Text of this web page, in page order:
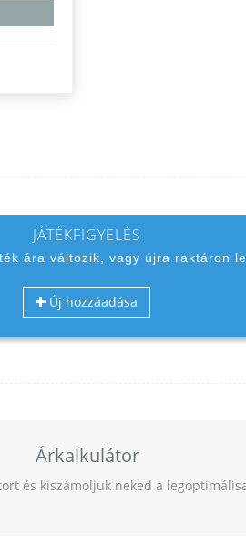
JÁTÉKFIGYELÉS
ára változik, vagy újra raktáron
Új hozzáadása
Árkalkulátor
és kiszámoljuk neked a